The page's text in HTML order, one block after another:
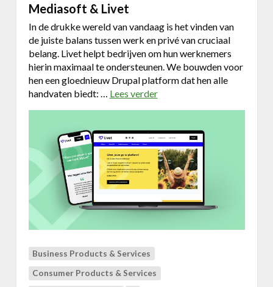
l
e
n
w
e
b
s
i
e
v
o
o
r
T
e
s
a
d
v
Mediasoft & Livet
In de drukke wereld van vandaag is het vinden van
de juiste balans tussen werk en privé van cruciaal
belang. Livet helpt bedrijven om hun werknemers
hierin maximaal te ondersteunen. We bouwden voor
hen een gloednieuw Drupal platform dat hen alle
handvaten biedt: … Lees verdero
r
M
e
d
i
a
s
o
&
L
Business Products & Services
Consumer Products & Services